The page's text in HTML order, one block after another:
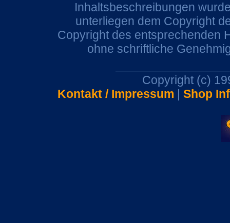
Inhaltsbeschreibungen
unterliegen dem Copyright
Copyright des entsprechenden
ohne schriftliche
Copyright (c)
Kontakt / Impressum | Shop